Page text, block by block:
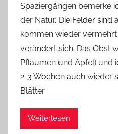
Spaziergängen bemerke
der Natur. Die Felder sind
kommen wieder
verändert sich. Das Obst
Pflaumen und Äpfel) und
2-3 Wochen auch wieder
Blätter
Weiterlesen